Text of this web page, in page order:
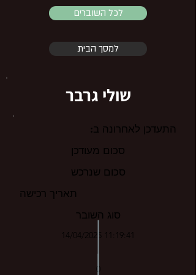
לכל השוברים
למסך הבית
שולי גרבר
התעדכן לאחרונה ב:
סכום מעודכן
סכום שנרכש
תאריך רכישה
סוג השובר
14/04/2025 11:19:41
0